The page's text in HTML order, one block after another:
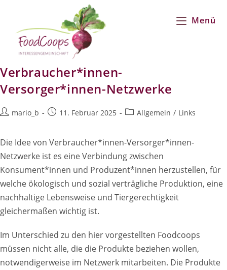
springen
Menü
Verbraucher*innen-
Versorger*innen-Netzwerke
Beitrags-
mario_b
Beitrag11. Februar 2025
Beitrags-
Allgemein / Links
Die Idee von Verbraucher*innen-Versorger*innen-
Netzwerke ist es eine Verbindung zwischen
Konsument*innen und Produzent*innen herzustellen, für
welche ökologisch und sozial verträgliche Produktion, eine
nachhaltige Lebensweise und Tiergerechtigkeit
gleichermaßen wichtig ist.
Im Unterschied zu den hier vorgestellten Foodcoops
müssen nicht alle, die die Produkte beziehen wollen,
notwendigerweise im Netzwerk mitarbeiten. Die Produkte